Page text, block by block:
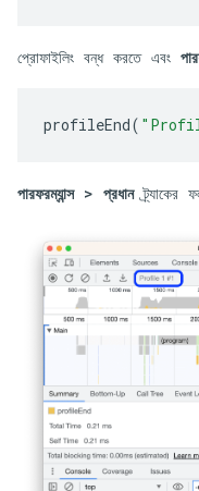
প্রোফাইলিং বন্ধ করতে এবং
profileEnd(
পারফরম্যান্স> প্রধানট্র্যাকের